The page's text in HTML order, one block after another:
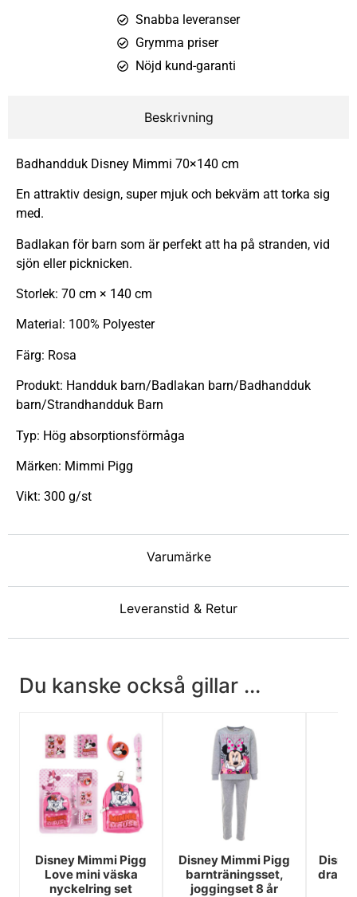
Snabba leveranser
Grymma priser
Nöjd kund-garanti
Beskrivning
Varumärke
Leveranstid & Retur
Badhandduk Disney Mimmi 70×140 cm
En attraktiv design, super mjuk och bekväm att torka sig
med.
Badlakan för barn som är perfekt att ha på stranden, vid
sjön eller picknicken.
Storlek: 70 cm × 140 cm
Material: 100% Polyester
Färg: Rosa
Produkt: Handduk barn/Badlakan barn/Badhandduk
barn/Strandhandduk Barn
Typ: Hög absorptionsförmåga
Märken: Mimmi Pigg
Vikt: 300 g/st
Du kanske också gillar ...
Disney Mimmi Pigg
Love mini väska
nyckelring set
Disney Mimmi Pigg
barnträningsset,
joggingset 8 år
dra